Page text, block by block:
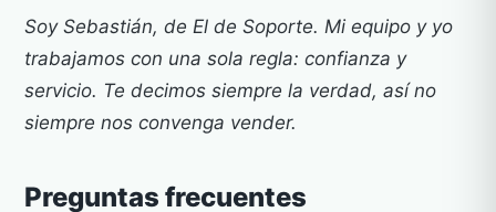
Soy Sebastián, de El de Soporte. Mi equipo y yo
trabajamos con una sola regla: confianza y
servicio. Te decimos siempre la verdad, así no
siempre nos convenga vender.
Preguntas frecuentes